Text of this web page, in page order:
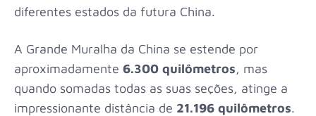
diferentes estados da futura China.
A Grande Muralha da China se estende por
aproximadamente 6.300 quilômetros, mas
quando somadas todas as suas seções, atinge a
impressionante distância de 21.196 quilômetros.